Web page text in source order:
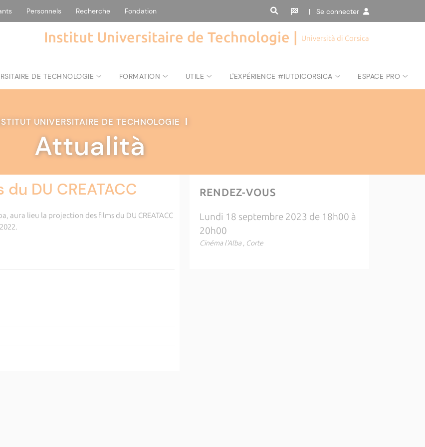
Personnels Recherche Fondation | Se connecter
Institut Universitaire de Technologie | Università di Corsica
DE TECHNOLOGIE FORMATION UTILE L'EXPÉRIENCE #IUTDICORSICA ESPACE PRO
UNIVERSITAIRE DE TECHNOLOGIE |
Attualità
DU CREATACC
aura lieu la projection des films du DU CREATACC
RENDEZ-VOUS
Lundi 18 septembre 2023 de 18h00 à
20h00
Cinéma l'Alba , Corte